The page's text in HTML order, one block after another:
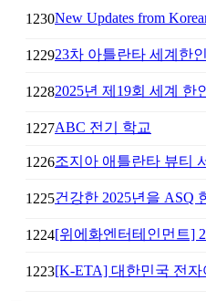
1230New Updates from
122923차 아틀란타 세계한
12282025년 제19회 세계 한
1227ABC 전기 학교
1226조지아 애틀란타 뷰티
1225건강한 2025년을 ASQ
1224[위에화엔터테인먼트]
1223[K-ETA] 대한민국 전자